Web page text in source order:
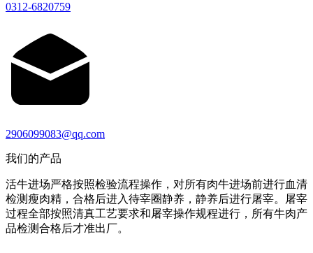
0312-6820759
2906099083@qq.com
我们的产品
活牛进场严格按照检验流程操作，对所有肉牛进场前进行血清
检测瘦肉精，合格后进入待宰圈静养，静养后进行屠宰。屠宰
过程全部按照清真工艺要求和屠宰操作规程进行，所有牛肉产
品检测合格后才准出厂。